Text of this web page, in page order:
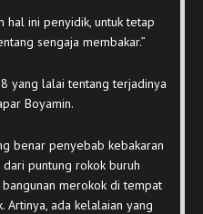
hal ini penyidik, untuk tetap
sengaja membakar.”
yang lalai tentang terjadinya
Boyamin.
benar penyebab kebakaran
puntung rokok buruh
merokok di tempat
Artinya, ada kelalaian yang